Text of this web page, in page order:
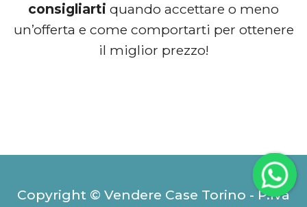
consigliarti quando accettare o meno
un’offerta e come comportarti per ottenere
il miglior prezzo!
Copyright © Vendere Case Torino - P.Iva